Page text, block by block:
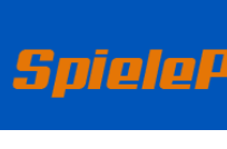
springen